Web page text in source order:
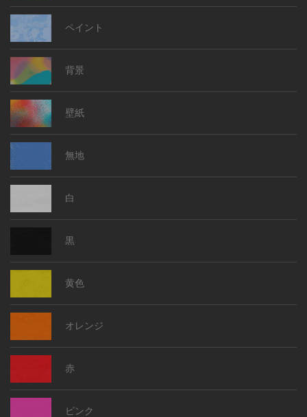
ペイント
背景
壁紙
無地
白
黒
黄色
オレンジ
赤
ピンク